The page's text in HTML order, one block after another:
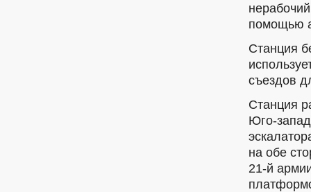
помощью
Станция
съездов
Станция
Юго-
на обе
21-й